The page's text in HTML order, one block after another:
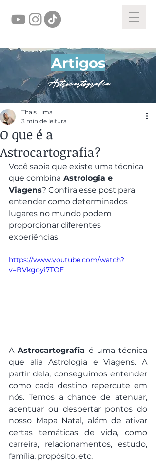
Artigos
Astrocartografia
O que é a
Astrocartografia?
Thais Lima
3 min de leitura
Você sabia que existe uma técnica
que combina Astrologia e
Viagens? Confira esse post para
entender como determinados
lugares no mundo podem
proporcionar diferentes
experiências!
https://www.youtube.com/watch?
v=BVkgoyi7TOE
A Astrocartografia é uma técnica
que alia Astrologia e Viagens. A
partir dela, conseguimos entender
como cada destino repercute em
nós. Temos a chance de atenuar,
acentuar ou despertar pontos do
nosso Mapa Natal, além de ativar
certas temáticas de vida, como
carreira, relacionamentos, estudo,
família, propósito, etc.